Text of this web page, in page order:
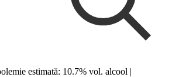
estimată: 10.7% vol. alcool |